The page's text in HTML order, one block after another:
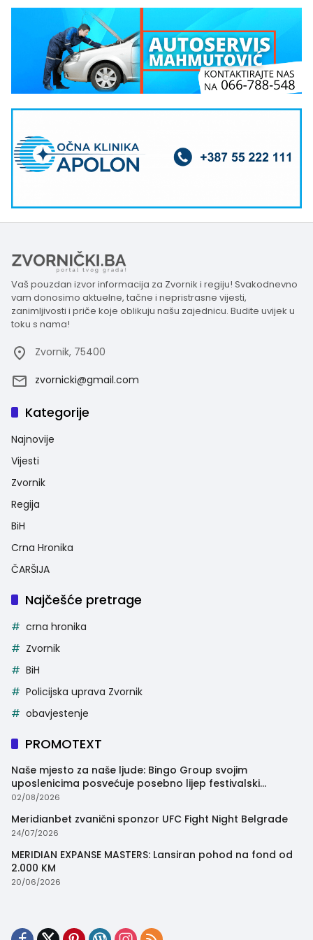
Vaš pouzdan izvor informacija za Zvornik i regiju! Svakodnevno
vam donosimo aktuelne, tačne i nepristrasne vijesti,
zanimljivosti i priče koje oblikuju našu zajednicu. Budite uvijek u
toku s nama!
Zvornik, 75400
zvornicki@gmail.com
Kategorije
Najnovije
Vijesti
Zvornik
Regija
BiH
Crna Hronika
ČARŠIJA
Najčešće pretrage
crna hronika
Zvornik
BiH
Policijska uprava Zvornik
obavjestenje
PROMOTEXT
Naše mjesto za naše ljude: Bingo Group svojim
uposlenicima posvećuje posebno lijep festivalski
trenutak
02/08/2026
Meridianbet zvanični sponzor UFC Fight Night Belgrade
24/07/2026
MERIDIAN EXPANSE MASTERS: Lansiran pohod na fond od
2.000 KM
20/06/2026